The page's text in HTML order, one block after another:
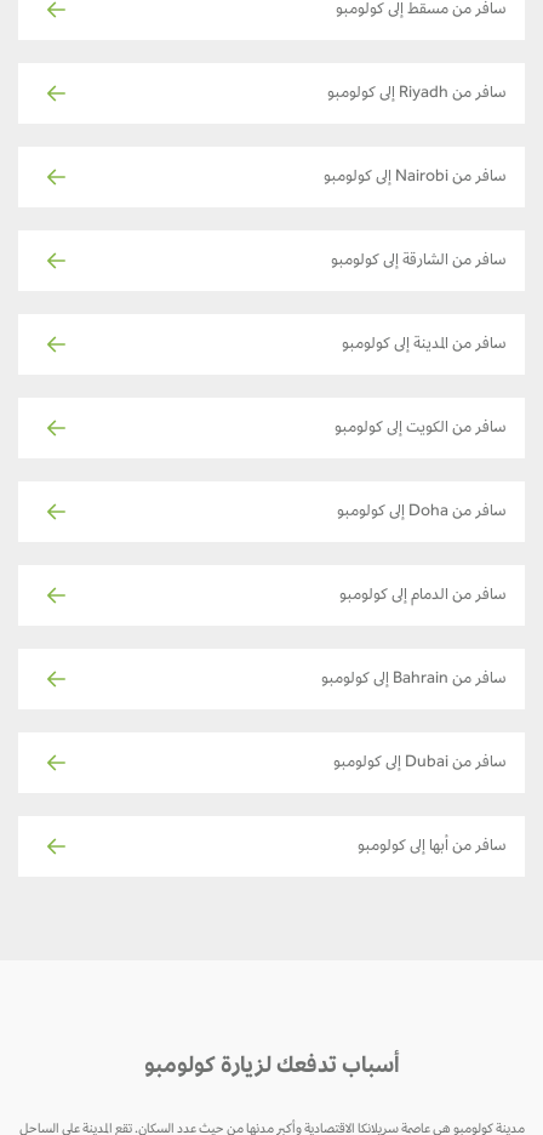
سافر من مسقط إلى كولومبو
سافر من Riyadh إلى كولومبو
سافر من Nairobi إلى كولومبو
سافر من الشارقة إلى كولومبو
سافر من المدينة إلى كولومبو
سافر من الكويت إلى كولومبو
سافر من Doha إلى كولومبو
سافر من الدمام إلى كولومبو
سافر من Bahrain إلى كولومبو
سافر من Dubai إلى كولومبو
سافر من أبها إلى كولومبو
أسباب تدفعك لزيارة كولومبو
مدينة كولومبو هي عاصمة سريلانكا الاقتصادية وأكبر مدنها من حيث عدد السكان. تقع المدينة على الساحل